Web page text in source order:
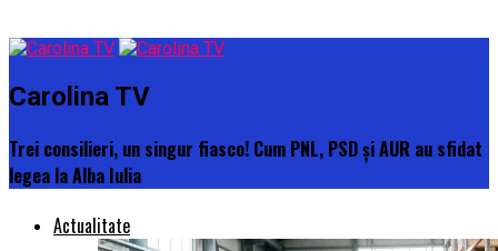
Carolina TV
Trei consilieri, un singur fiasco! Cum PNL, PSD și AUR au sfidat
legea la Alba Iulia
Actualitate